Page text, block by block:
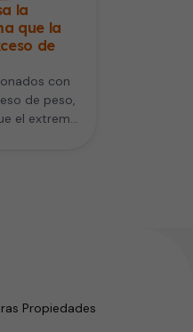
la
que la
de
con
de peso,
el extremo
Propiedades